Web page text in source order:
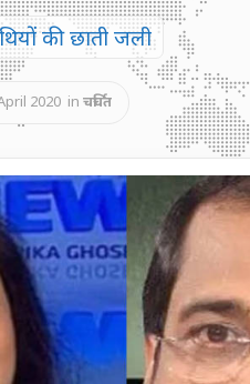
की छाती जली
2020 in चर्चित